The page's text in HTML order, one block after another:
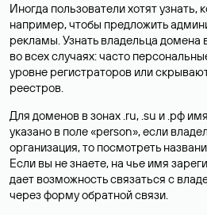
Иногда пользователи хотят узнать,
например, чтобы предложить
рекламы. Узнать владельца
во всех случаях: часто
уровне регистраторов или
реестров.
Для доменов в зонах .ru, .su и .рф
указано в поле «person», если
организация, то посмотреть
Если вы не знаете, на чье имя
дает возможность связаться с
через форму обратной связи.